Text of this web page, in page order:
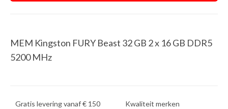
MEM Kingston FURY Beast 32 GB 2 x 16 GB DDR5
5200 MHz
Gratis levering vanaf € 150 Kwaliteit merken